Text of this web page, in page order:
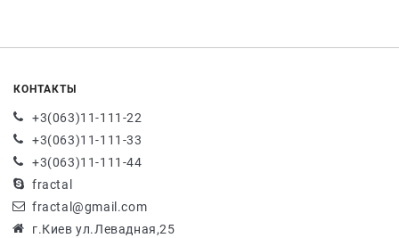
КОНТАКТЫ
+3(063)11-111-22
+3(063)11-111-33
+3(063)11-111-44
fractal
fractal@gmail.com
г.Киев ул.Левадная,25